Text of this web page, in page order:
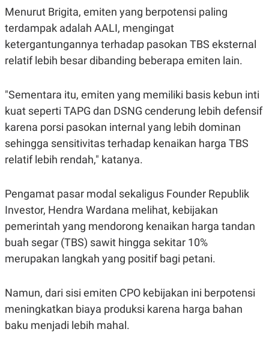
E
A
P
E
R
A
V
E
R
T
N
G
K
G
M
D
.
I
D
SITEMAPPROFILETERM
OF
PEDOMAN
PEMBERITAAN
SIBER
PRIVACY
POLICY
Menurut Brigita, emiten yang berpotensi paling
terdampak adalah AALI, mengingat
ketergantungannya terhadap pasokan TBS eksternal
relatif lebih besar dibanding beberapa emiten lain.
"Sementara itu, emiten yang memiliki basis kebun inti
kuat seperti TAPG dan DSNG cenderung lebih defensif
karena porsi pasokan internal yang lebih dominan
sehingga sensitivitas terhadap kenaikan harga TBS
relatif lebih rendah," katanya.
Pengamat pasar modal sekaligus Founder Republik
Investor, Hendra Wardana melihat, kebijakan
pemerintah yang mendorong kenaikan harga tandan
buah segar (TBS) sawit hingga sekitar 10%
merupakan langkah yang positif bagi petani.
Namun, dari sisi emiten CPO kebijakan ini berpotensi
meningkatkan biaya produksi karena harga bahan
baku menjadi lebih mahal.